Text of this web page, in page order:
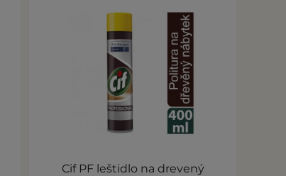
Cif PF leštidlo na drevený